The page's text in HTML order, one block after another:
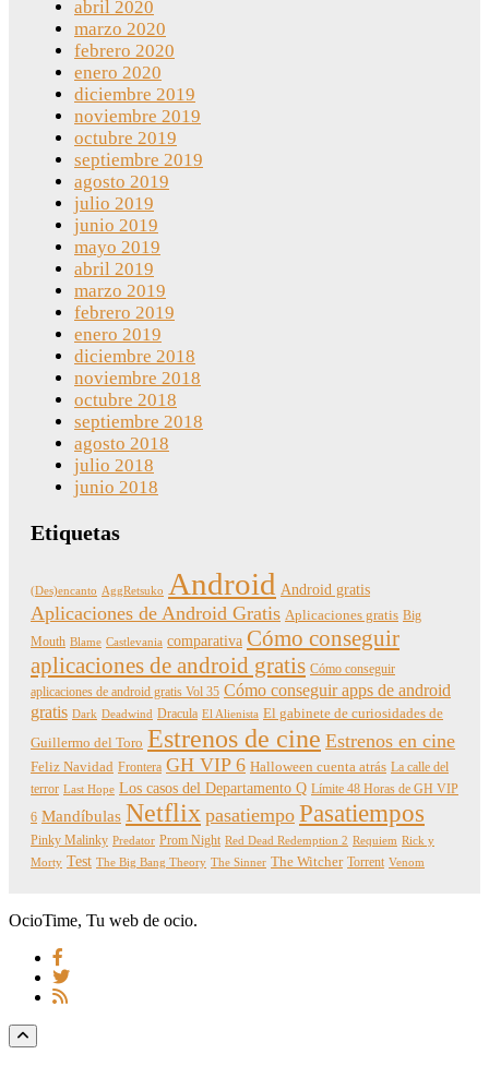
abril 2020
marzo 2020
febrero 2020
enero 2020
diciembre 2019
noviembre 2019
octubre 2019
septiembre 2019
agosto 2019
julio 2019
junio 2019
mayo 2019
abril 2019
marzo 2019
febrero 2019
enero 2019
diciembre 2018
noviembre 2018
octubre 2018
septiembre 2018
agosto 2018
julio 2018
junio 2018
Etiquetas
(Des)encanto AggRetsuko Android Android gratis
Aplicaciones de Android Gratis Aplicaciones gratis Big
Mouth Blame Castlevania comparativa Cómo conseguir
aplicaciones de android gratis Cómo conseguir
aplicaciones de android gratis Vol 35 Cómo conseguir apps de android
gratis Dark Deadwind Dracula El Alienista El gabinete de curiosidades de
Guillermo del Toro Estrenos de cine Estrenos en cine
Feliz Navidad Frontera GH VIP 6 Halloween cuenta atrás La calle del
terror Last Hope Los casos del Departamento Q Límite 48 Horas de GH VIP
6 Mandíbulas Netflix pasatiempo Pasatiempos
Pinky Malinky Predator Prom Night Red Dead Redemption 2 Requiem Rick y
Morty Test The Big Bang Theory The Sinner The Witcher Torrent Venom
OcioTime, Tu web de ocio.